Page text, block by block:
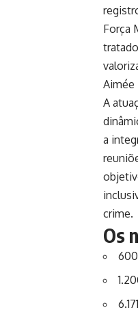
Força
Aimée
A
a
crime.
Os